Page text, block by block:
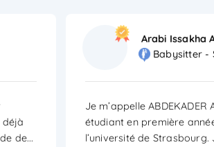
déjà
de...
Arabi Issakha
Babysitter -
Je m’appelle
étudiant en première
l’université de Strasbourg.